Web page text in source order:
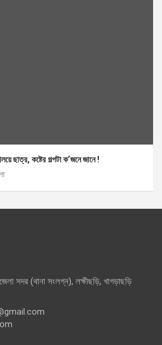
ছাত্র, কষ্টের গল্পটা ক’জনে জানে !
সদর (থানা সংলগ্ন), লক্ষীছড়ি, খাগড়াছড়ি